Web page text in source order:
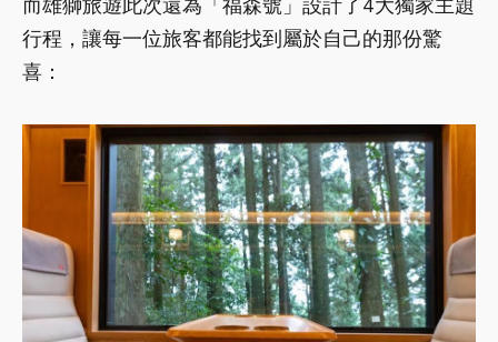
行程，讓每一位旅客都能找到屬於自己的那份驚
喜：